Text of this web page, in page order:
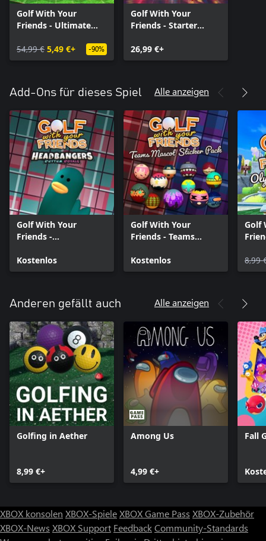
Golf With Your
Friends - Ultimate
54,99 € 5,49 €+ -90%
Golf With Your
Friends - Starter
26,99 €+
Add-Ons für dieses Spiel Alle anzeigen
Golf With Your
Friends -
Kostenlos
Golf With Your
Friends - Teams
Kostenlos
Golf
8,99
Anderen gefällt auch Alle anzeigen
Golfing in Aether
8,99 €+
Among Us
4,99 €+
Fall
XBOX konsolen XBOX-SpieleXBOX Game Pass XBOX-Zubehör
XBOX-News XBOX Support FeedbackCommunity-Standards